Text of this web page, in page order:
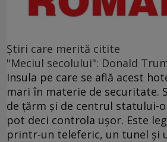
Ştiri care merită citite
"Meciul secolului": Donald
Insula pe care se află acest
mari în materie de securitate.
de ţărm şi de centrul statului-
pot deci controla uşor. Este
printr-un teleferic, un tunel şi